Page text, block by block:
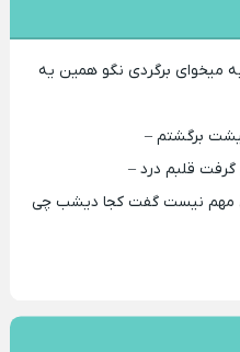
میخوای برگردی نگو همین یه
برگشتم –
گرفت قلبم درد –
مهم نیست گفت کجا دیشب چی